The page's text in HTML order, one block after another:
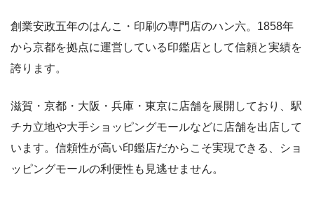
創業安政五年のはんこ・印刷の専門店のハン六。1858年
から京都を拠点に運営している印鑑店として信頼と実績を
誇ります。
滋賀・京都・大阪・兵庫・東京に店舗を展開しており、駅
チカ立地や大手ショッピングモールなどに店舗を出店して
います。信頼性が高い印鑑店だからこそ実現できる、ショ
ッピングモールの利便性も見逃せません。